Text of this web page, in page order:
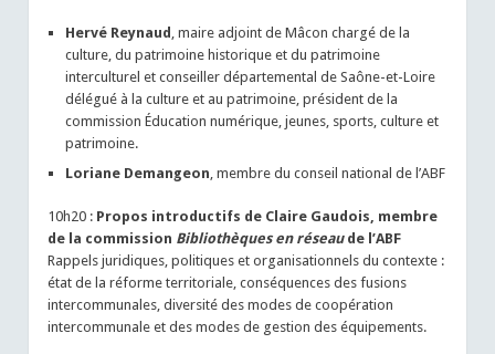
Hervé Reynaud , maire adjoint de Mâcon chargé de la
culture, du patrimoine historique et du patrimoine
interculturel et conseiller départemental de Saône-et-Loire
délégué à la culture et au patrimoine, président de la
commission Éducation numérique, jeunes, sports, culture et
patrimoine.
Loriane Demangeon , membre du conseil national de l’ABF
10h20 : Propos introductifs de Claire Gaudois, membre
de la commission Bibliothèques en réseaude l’ABF
Rappels juridiques, politiques et organisationnels du contexte :
état de la réforme territoriale, conséquences des fusions
intercommunales, diversité des modes de coopération
intercommunale et des modes de gestion des équipements.